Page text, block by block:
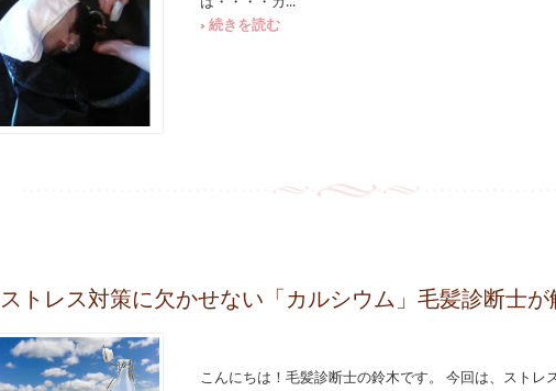
» 続きを読む
ストレス対策に欠かせない「カルシウム」毛髪診断士が
こんにちは！毛髪診断士の鈴木です。 今回は、ストレ